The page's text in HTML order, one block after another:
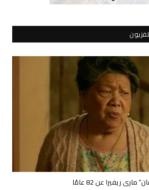
ريفيرا عن 82 عامًا